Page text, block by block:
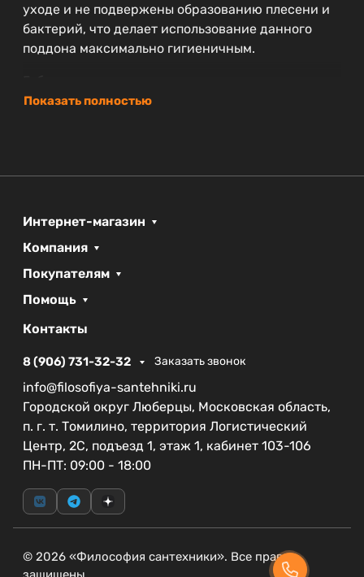
уходе и не подвержены образованию плесени и
бактерий, что делает использование данного
поддона максимально гигиеничным.
помещениях различной площади. Ширина 120 см
осуществлять вход и выход.
представлен в коллекции акриловых поддонов,
что подчеркивает его высокую ценность и
современный дизайн. Гарантия на изделие
и качество продукции данного бренда.
созданию уютной и функциональной ванной
комнаты. Этот поддон гармонично впишется в
любой стиль интерьера, придавая ему особую
изысканность и комфорт.
Показать полностью
Интернет-магазин
Компания
Покупателям
Помощь
Контакты
8 (906) 731-32-32 Заказать звонок
info@filosofiya-santehniki.ru
Городской округ Люберцы, Московская область,
п. г. т. Томилино, территория Логистический
Центр, 2С, подъезд 1, этаж 1, кабинет 103-106
ПН-ПТ: 09:00 - 18:00
© 2026 «Философия сантехники». Все права